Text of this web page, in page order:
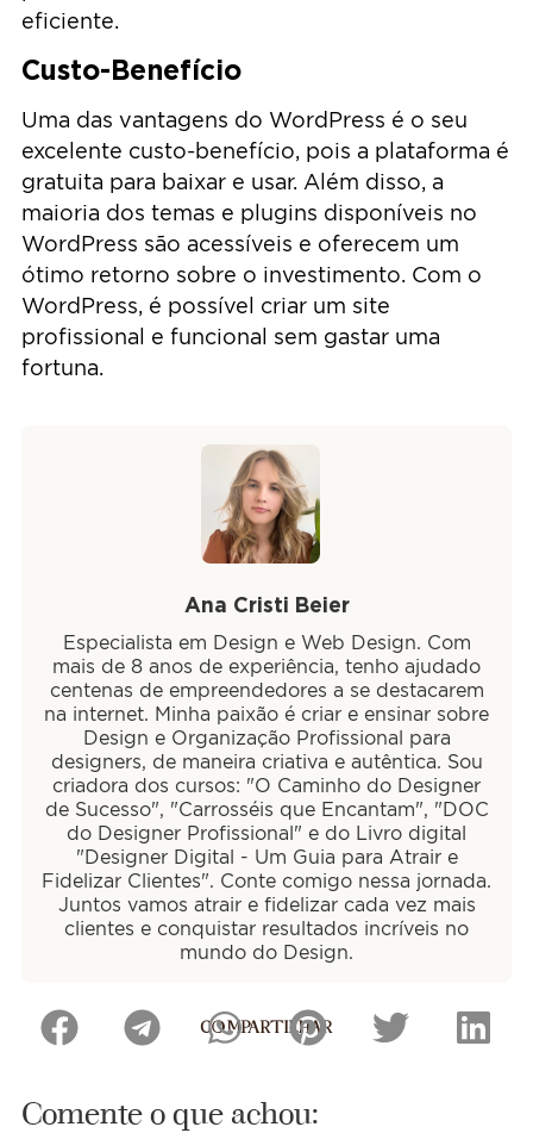
eficiente.
Custo-Benefício
Uma das vantagens do WordPress é o seu
excelente custo-benefício, pois a plataforma é
gratuita para baixar e usar. Além disso, a
maioria dos temas e plugins disponíveis no
WordPress são acessíveis e oferecem um
ótimo retorno sobre o investimento. Com o
WordPress, é possível criar um site
profissional e funcional sem gastar uma
fortuna.
Ana Cristi Beier
Especialista em Design e Web Design. Com
mais de 8 anos de experiência, tenho ajudado
centenas de empreendedores a se destacarem
na internet. Minha paixão é criar e ensinar sobre
Design e Organização Profissional para
designers, de maneira criativa e autêntica. Sou
criadora dos cursos: "O Caminho do Designer
de Sucesso", "Carrosséis que Encantam", "DOC
do Designer Profissional" e do Livro digital
"Designer Digital - Um Guia para Atrair e
Fidelizar Clientes". Conte comigo nessa jornada.
Juntos vamos atrair e fidelizar cada vez mais
clientes e conquistar resultados incríveis no
mundo do Design.
COMPARTILHAR
Comente o que achou: